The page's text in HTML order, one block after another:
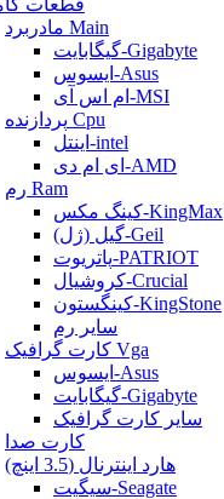
قطعات
مادربرد Main
گیگابایت-Gigabyte
ایسوس-Asus
ام اس آی-MSI
پردازنده Cpu
اینتل-intel
ای ام دی-AMD
رم Ram
کینگ مکس-KingMax
گیل (ژل)-Geil
پاتریوت-PATRIOT
کروشیال-Crucial
کینگستون-KingStone
سایر رم
کارت گرافیک Vga
ایسوس-Asus
گیگابایت-Gigabyte
سایر کارت گرافیک
کارت صدا
هارد اینترنال (3.5 اینچ)
سیگیت-Seagate